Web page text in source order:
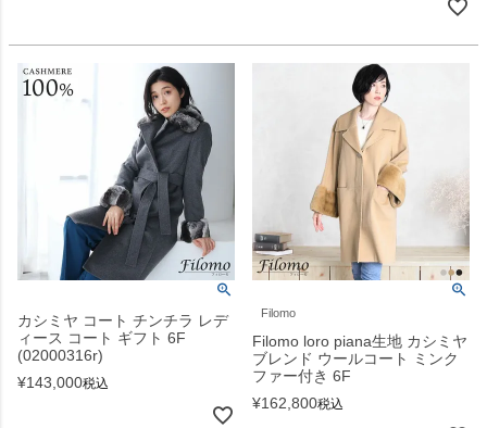
カシミヤ コート チンチラ レデ
ィース コート ギフト 6F
(02000316r)
¥143,000税込
Filomo
Filomo loro piana生地 カシミヤ
ブレンド ウールコート ミンク
ファー付き 6F
¥162,800税込